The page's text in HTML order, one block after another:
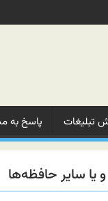
تبلیغات‌ پاسخ به